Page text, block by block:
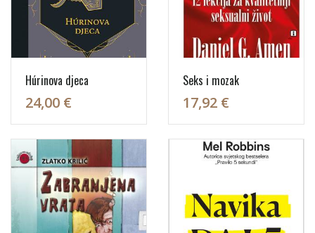
Húrinova djeca
24,00 €
Seks i mozak
17,92 €